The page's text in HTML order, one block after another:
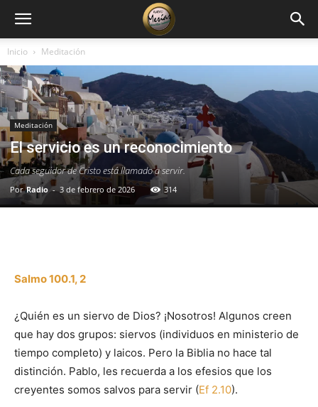
Inicio Meditación
Meditación
El servicio es un reconocimiento
Cada seguidor de Cristo está llamado a servir.
Por Radio - 3 de febrero de 2026 314
Salmo 100.1, 2
¿Quién es un siervo de Dios? ¡Nosotros! Algunos creen
que hay dos grupos: siervos (individuos en ministerio de
tiempo completo) y laicos. Pero la Biblia no hace tal
distinción. Pablo, les recuerda a los efesios que los
creyentes somos salvos para servir (Ef 2.10).